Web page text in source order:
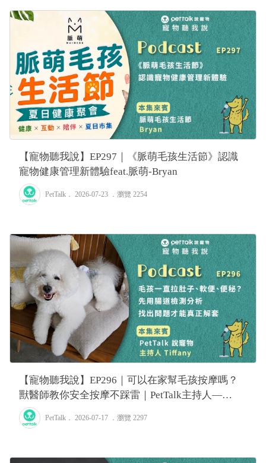
【寵物聽我說】EP297｜《脈萌毛孩生活節》認識
寵物健康管理新體驗feat.脈萌-Bryan
PetTalk ． 2026-07-23 ． 瀏覽 2254
【寵物聽我說】EP296｜可以在家幫毛孩按摩嗎？
獸醫師教你安全按摩不踩雷｜PetTalk主持人—
Tiffany
PetTalk ． 2026-07-17 ． 瀏覽 2297